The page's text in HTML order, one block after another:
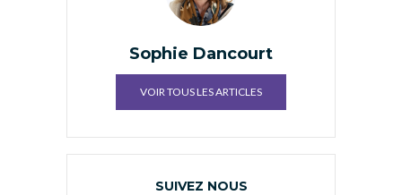
Sophie Dancourt
VOIR TOUS LES ARTICLES
SUIVEZ NOUS